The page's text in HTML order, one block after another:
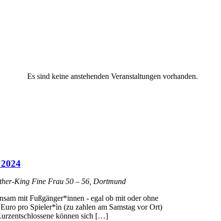
Es sind keine anstehenden Veranstaltungen vorhanden.
King Fine Frau 50 – 56, Dortmund
mit Fußgänger*innen - egal ob mit oder ohne
pro Spieler*ìn (zu zahlen am Samstag vor Ort)
können sich […]